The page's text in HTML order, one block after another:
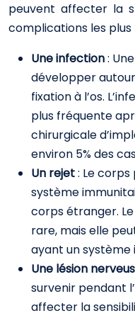
peuvent affecter la
complications les
Une infection:
développer
fixation à l’os.
plus fréquente
chirurgicale
environ 5% des
Un rejet: Le
système
corps étranger.
rare, mais elle
ayant un système
Une lésion
survenir pendant
affecter la